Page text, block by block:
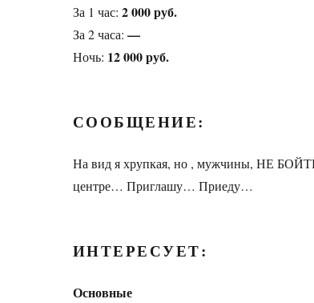
За 1 час: 2 000 руб.
За 2 часа: —
Ночь: 12 000 руб.
СООБЩЕНИЕ:
На вид я хрупкая, но , мужчины, НЕ
центре… Приглашу… Приеду…
ИНТЕРЕСУЕТ:
Основные